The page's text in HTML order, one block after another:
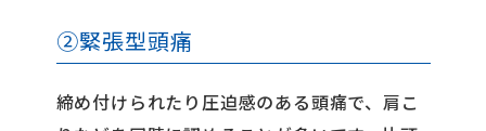
②緊張型頭痛
締め付けられたり圧迫感のある頭痛で、肩こ